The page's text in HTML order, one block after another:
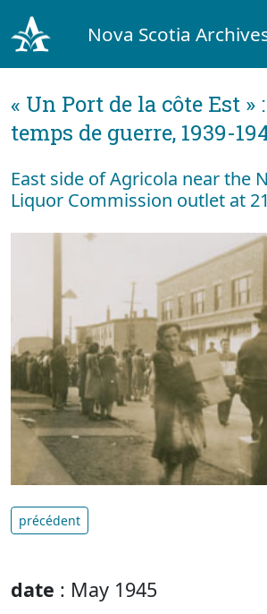
Nova Scotia
« Un Port de la côte Est
temps de guerre, 1939-
East side of Agricola near the
Liquor Commission outlet at
précédent
date : May 1945